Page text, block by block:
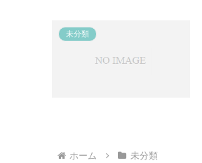
未分類
ホーム 未分類